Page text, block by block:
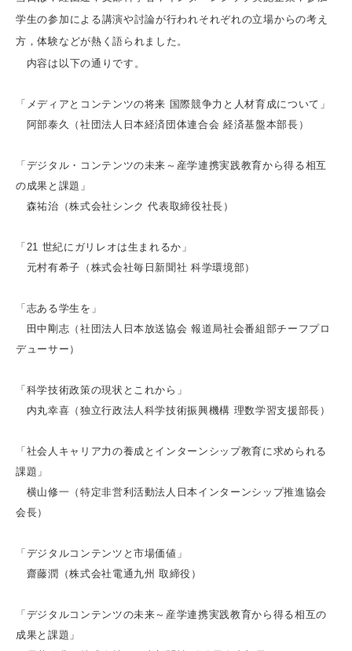
学生の参加による講演や討論が行われそれぞれの立場からの考え
方，体験などが熱く語られました。
内容は以下の通りです。
「メディアとコンテンツの将来 国際競争力と人材育成について」
阿部泰久（社団法人日本経済団体連合会 経済基盤本部長）
「デジタル・コンテンツの未来～産学連携実践教育から得る相互
の成果と課題」
森祐治（株式会社シンク 代表取締役社長）
「21 世紀にガリレオは生まれるか」
元村有希子（株式会社毎日新聞社 科学環境部）
「志ある学生を」
田中剛志（社団法人日本放送協会 報道局社会番組部チーフプロ
デューサー）
「科学技術政策の現状とこれから」
内丸幸喜（独立行政法人科学技術振興機構 理数学習支援部長）
「社会人キャリア力の養成とインターンシップ教育に求められる
課題」
横山修一（特定非営利活動法人日本インターンシップ推進協会
会長）
「デジタルコンテンツと市場価値」
齋藤潤（株式会社電通九州 取締役）
「デジタルコンテンツの未来～産学連携実践教育から得る相互の
成果と課題」